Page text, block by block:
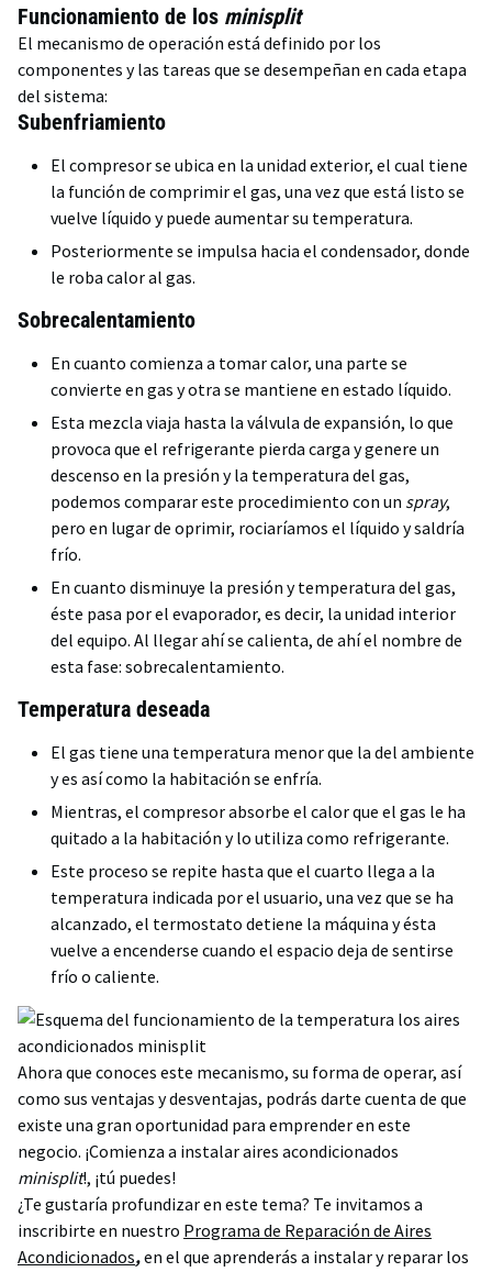
Funcionamiento de los minisplit
El mecanismo de operación está definido por los
componentes y las tareas que se desempeñan en cada etapa
del sistema:
Subenfriamiento
El compresor se ubica en la unidad exterior, el cual tiene
la función de comprimir el gas, una vez que está listo se
vuelve líquido y puede aumentar su temperatura.
Posteriormente se impulsa hacia el condensador, donde
le roba calor al gas.
Sobrecalentamiento
En cuanto comienza a tomar calor, una parte se
convierte en gas y otra se mantiene en estado líquido.
Esta mezcla viaja hasta la válvula de expansión, lo que
provoca que el refrigerante pierda carga y genere un
descenso en la presión y la temperatura del gas,
podemos comparar este procedimiento con un spray,
pero en lugar de oprimir, rociaríamos el líquido y saldría
frío.
En cuanto disminuye la presión y temperatura del gas,
éste pasa por el evaporador, es decir, la unidad interior
del equipo. Al llegar ahí se calienta, de ahí el nombre de
esta fase: sobrecalentamiento.
Temperatura deseada
El gas tiene una temperatura menor que la del ambiente
y es así como la habitación se enfría.
Mientras, el compresor absorbe el calor que el gas le ha
quitado a la habitación y lo utiliza como refrigerante.
Este proceso se repite hasta que el cuarto llega a la
temperatura indicada por el usuario, una vez que se ha
alcanzado, el termostato detiene la máquina y ésta
vuelve a encenderse cuando el espacio deja de sentirse
frío o caliente.
Ahora que conoces este mecanismo, su forma de operar, así
como sus ventajas y desventajas, podrás darte cuenta de que
existe una gran oportunidad para emprender en este
negocio. ¡Comienza a instalar aires acondicionados
minisplit!, ¡tú puedes!
¿Te gustaría profundizar en este tema? Te invitamos a
inscribirte en nuestro Programa de Reparación de Aires
Acondicionados,en el que aprenderás a instalar y reparar los